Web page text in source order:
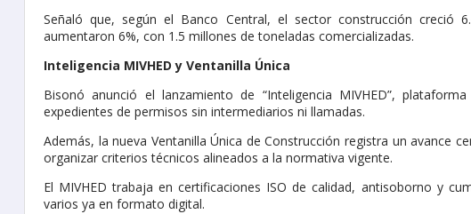
Señaló que, según el Banco Central, el sector construcción
aumentaron 6%, con 1.5 millones de toneladas comercializadas.
Inteligencia MIVHED y Ventanilla Única
Bisonó anunció el lanzamiento de “Inteligencia MIVHED”,
expedientes de permisos sin intermediarios ni llamadas.
Además, la nueva Ventanilla Única de Construcción registra un avance
organizar criterios técnicos alineados a la normativa vigente.
El MIVHED trabaja en certificaciones ISO de calidad, antisoborno y
varios ya en formato digital.